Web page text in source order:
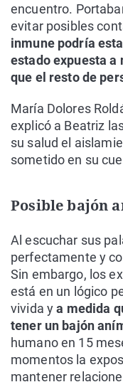
encuentro.
evitar posibles
inmune podría
estado expuesta a
que el resto de
María Dolores
explicó a Beatriz
su salud el
sometido en su
Posible bajón
Al escuchar sus
perfectamente y
Sin embargo, los
está en un lógico
vivida ya medida
tener un bajón
humano en 15
momentos la
mantener